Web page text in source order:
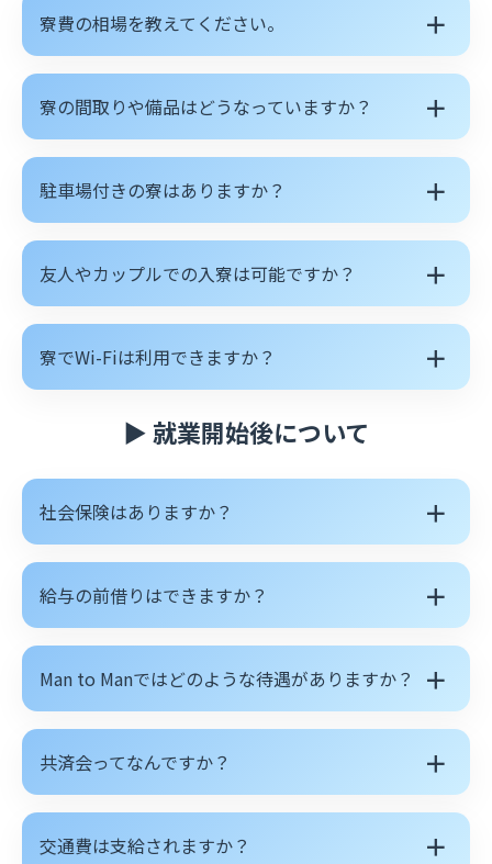
寮費の相場を教えてください。 ＋
寮の間取りや備品はどうなっていますか？ ＋
駐車場付きの寮はありますか？ ＋
友人やカップルでの入寮は可能ですか？ ＋
寮でWi-Fiは利用できますか？ ＋
▶ 就業開始後について
社会保険はありますか？ ＋
給与の前借りはできますか？ ＋
Man to Manではどのような待遇がありますか？ ＋
共済会ってなんですか？ ＋
交通費は支給されますか？ ＋